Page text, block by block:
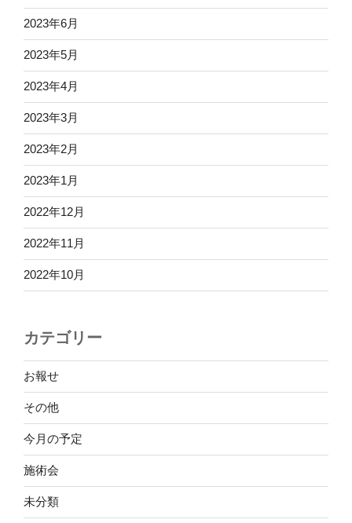
2023年6月
2023年5月
2023年4月
2023年3月
2023年2月
2023年1月
2022年12月
2022年11月
2022年10月
カテゴリー
お報せ
その他
今月の予定
施術会
未分類